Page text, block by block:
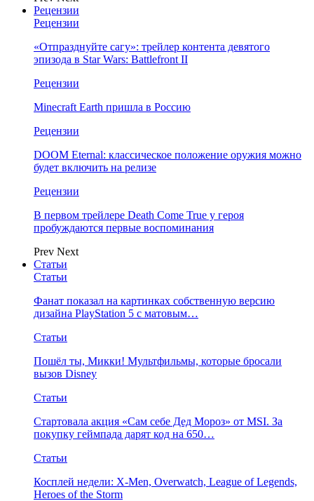
Рецензии
Рецензии
«Отпразднуйте сагу»: трейлер контента девятого
эпизода в Star Wars: Battlefront II
Рецензии
Minecraft Earth пришла в Россию
Рецензии
DOOM Eternal: классическое положение оружия можно
будет включить на релизе
Рецензии
В первом трейлере Death Come True у героя
пробуждаются первые воспоминания
Prev Next
Статьи
Статьи
Фанат показал на картинках собственную версию
дизайна PlayStation 5 с матовым…
Статьи
Пошёл ты, Микки! Мультфильмы, которые бросали
вызов Disney
Статьи
Стартовала акция «Сам себе Дед Мороз» от MSI. За
покупку геймпада дарят код на 650…
Статьи
Косплей недели: X-Men, Overwatch, League of Legends,
Heroes of the Storm